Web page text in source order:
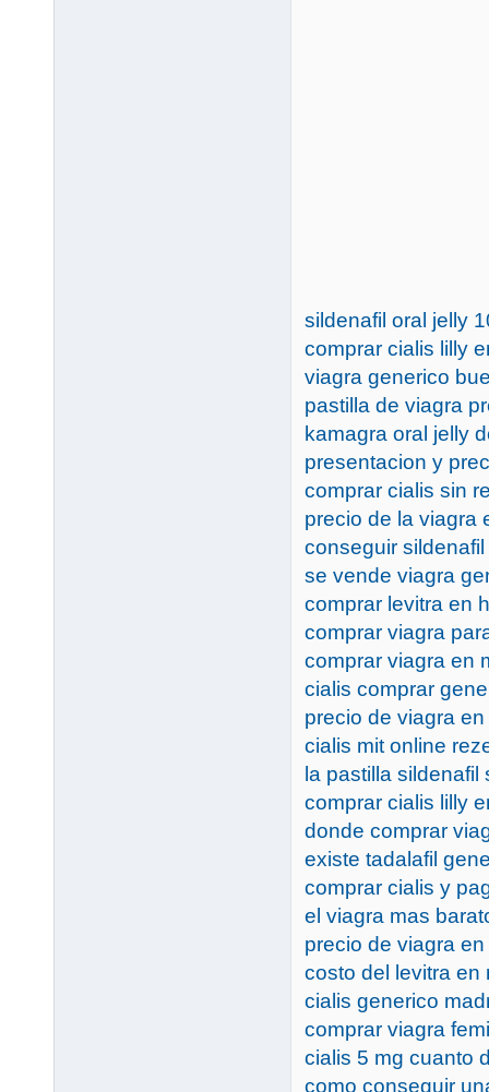
sildenafil oral jelly
comprar cialis lilly
viagra generico
pastilla de viagra
kamagra oral jelly
presentacion y
comprar cialis sin
precio de la viagra
conseguir sildenafil
se vende viagra
comprar levitra en
comprar viagra
comprar viagra en
cialis comprar
precio de viagra
cialis mit online
la pastilla sildenafil
comprar cialis lilly
donde comprar
existe tadalafil
comprar cialis y
el viagra mas
precio de viagra
costo del levitra en
cialis generico
comprar viagra
cialis 5 mg cuanto
como conseguir